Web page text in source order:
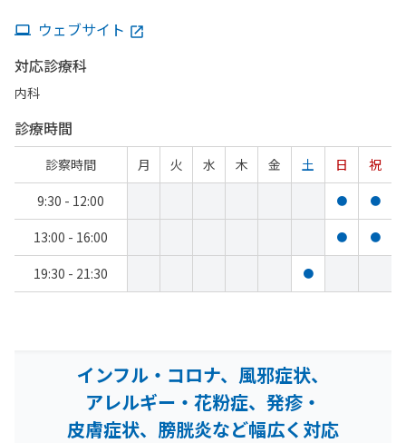
ウェブサイト
対応診療科
内科
診療時間
診察時間 月 火 水 木 金 土 日
祝
9:30 - 12:00
● ●
13:00 - 16:00 ● ●
19:30 - 21:30 ●
インフル・コロナ、風邪症状、
アレルギー・花粉症、発疹・
皮膚症状、膀胱炎など幅広く対応